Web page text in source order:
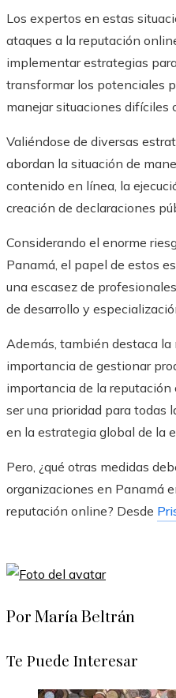
Los expertos en estas
ataques a la reputación
implementar estrategias
transformar los potenciales
manejar situaciones difíciles
Valiéndose de diversas
abordan la situación de
contenido en línea, la
creación de declaraciones
Considerando el enorme
Panamá, el papel de estos
una escasez de
de desarrollo y
Además, también destaca
importancia de gestionar
importancia de la
ser una prioridad para todas
en la estrategia global de la
Pero, ¿qué otras medidas
organizaciones en Panamá
reputación online? Desde
Por María Beltrán
Te Puede Interesar